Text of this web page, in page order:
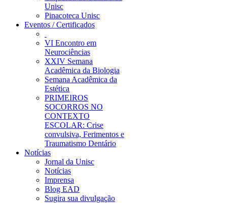
Unisc
Pinacoteca Unisc
Eventos / Certificados
VI Encontro em
Neurociências
XXIV Semana
Acadêmica da Biologia
Semana Acadêmica da
Estética
PRIMEIROS
SOCORROS NO
CONTEXTO
ESCOLAR: Crise
convulsiva, Ferimentos e
Traumatismo Dentário
Notícias
Jornal da Unisc
Notícias
Imprensa
Blog EAD
Sugira sua divulgação